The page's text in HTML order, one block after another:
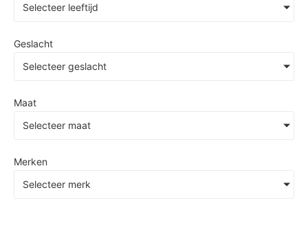
Selecteer leeftijd
Geslacht
Selecteer geslacht
Maat
Selecteer maat
Merken
Selecteer merk